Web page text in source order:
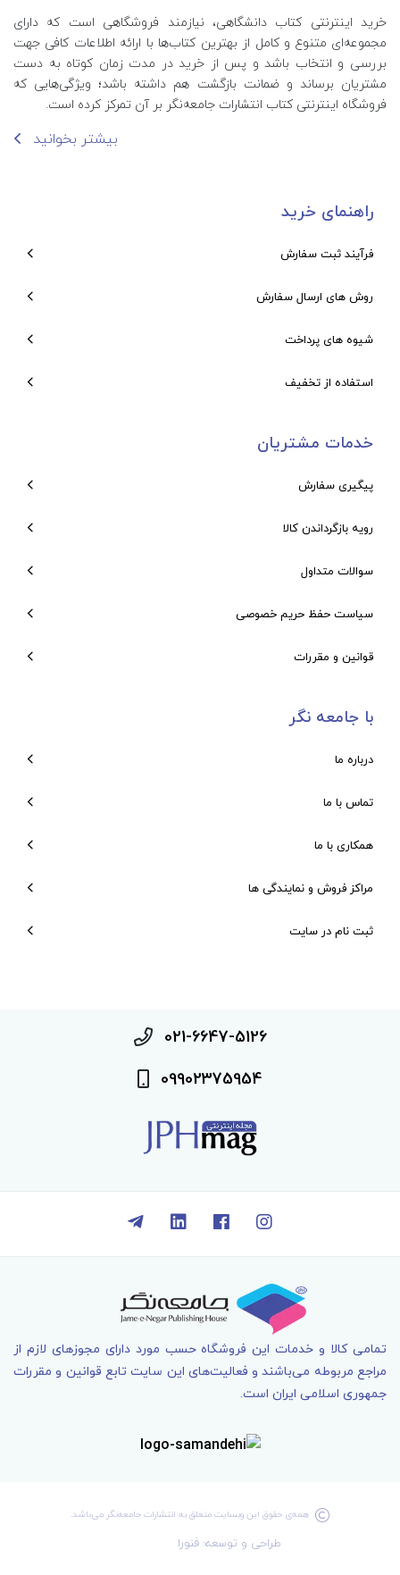
خرید اینترنتی کتاب‌ دانشگاهی، نیازمند فروشگاهی است که دارای
مجموعه‌ای متنوع و کامل از بهترین کتاب‌ها با ارائه اطلاعات کافی جهت
بررسی و انتخاب باشد و پس از خرید در مدت زمان کوتاه به دست
مشتریان برساند و ضمانت بازگشت هم داشته باشد؛ ویژگی‌هایی که
فروشگاه اینترنتی کتاب انتشارات جامعه‌نگر بر آن تمرکز کرده است.
بیشتر بخوانید
راهنمای خرید
فرآیند ثبت سفارش
روش های ارسال سفارش
شیوه های پرداخت
استفاده از تخفیف
خدمات مشتریان
پیگیری سفارش
رویه بازگرداندن کالا
سوالات متداول
سیاست حفظ حریم خصوصی
قوانین و مقررات
با جامعه نگر
درباره ما
تماس با ما
همکاری با ما
مراکز فروش و نمایندگی ها
ثبت نام در سایت
021-6647-5126
09902375954
تمامی کالا و خدمات اين فروشگاه حسب مورد دارای مجوزهای لازم از
مراجع مربوطه می‌باشند و فعاليت‌های اين سايت تابع قوانين و مقررات
جمهوری اسلامی ايران است.
همه‌ی حقوق اين وبسايت متعلق به انتشارات جامعه­‌نگر می‌باشد.
طراحی و توسعه: فنورا